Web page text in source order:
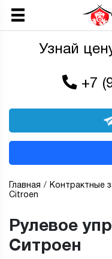
Узнай
+7
Главная Контрактные
Citroen
Рулевое
Ситроен